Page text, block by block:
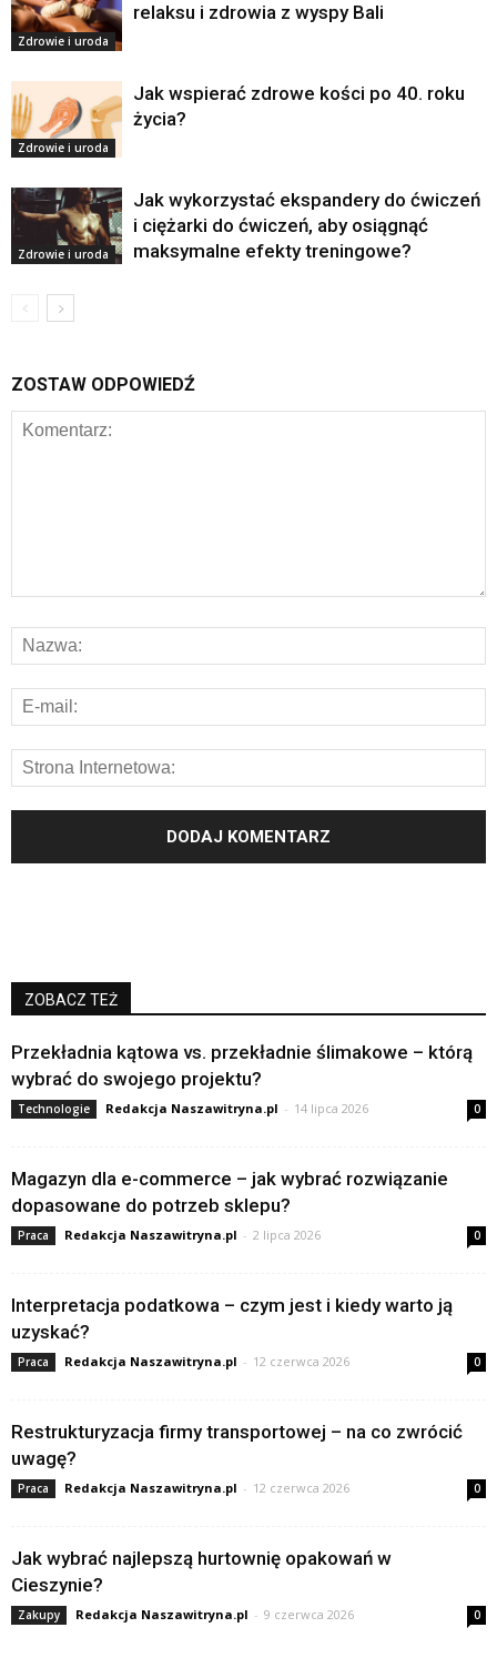
Zdrowie i uroda
relaksu i zdrowia z wyspy Bali
Zdrowie i uroda
Jak wspierać zdrowe kości po 40. roku
życia?
Zdrowie i uroda
Jak wykorzystać ekspandery do ćwiczeń
i ciężarki do ćwiczeń, aby osiągnąć
maksymalne efekty treningowe?
ZOSTAW ODPOWIEDŹ
ZOBACZ TEŻ
Przekładnia kątowa vs. przekładnie ślimakowe – którą
wybrać do swojego projektu?
Technologie Redakcja Naszawitryna.pl - 14 lipca 2026 0
Magazyn dla e-commerce – jak wybrać rozwiązanie
dopasowane do potrzeb sklepu?
Praca Redakcja Naszawitryna.pl - 2 lipca 2026 0
Interpretacja podatkowa – czym jest i kiedy warto ją
uzyskać?
Praca Redakcja Naszawitryna.pl - 12 czerwca 2026 0
Restrukturyzacja firmy transportowej – na co zwrócić
uwagę?
Praca Redakcja Naszawitryna.pl - 12 czerwca 2026 0
Jak wybrać najlepszą hurtownię opakowań w
Cieszynie?
Zakupy Redakcja Naszawitryna.pl - 9 czerwca 2026 0